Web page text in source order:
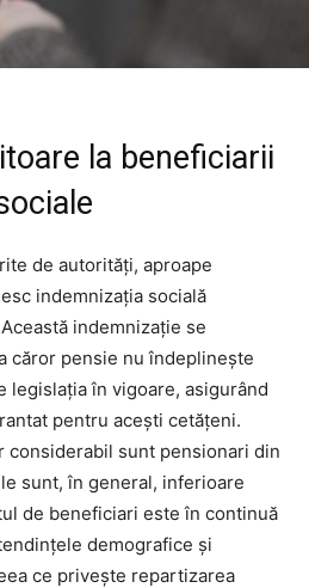
la beneficiarii
de autorități, aproape
indemnizația socială
indemnizație se
căror pensie nu îndeplinește
legislația în vigoare, asigurând
pentru acești cetățeni.
considerabil sunt pensionari din
sunt, în general, inferioare
de beneficiari este în continuă
demografice și
ce privește repartizarea